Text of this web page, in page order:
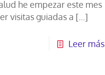
he empezar este mes
visitas guiadas a […]
Leer más